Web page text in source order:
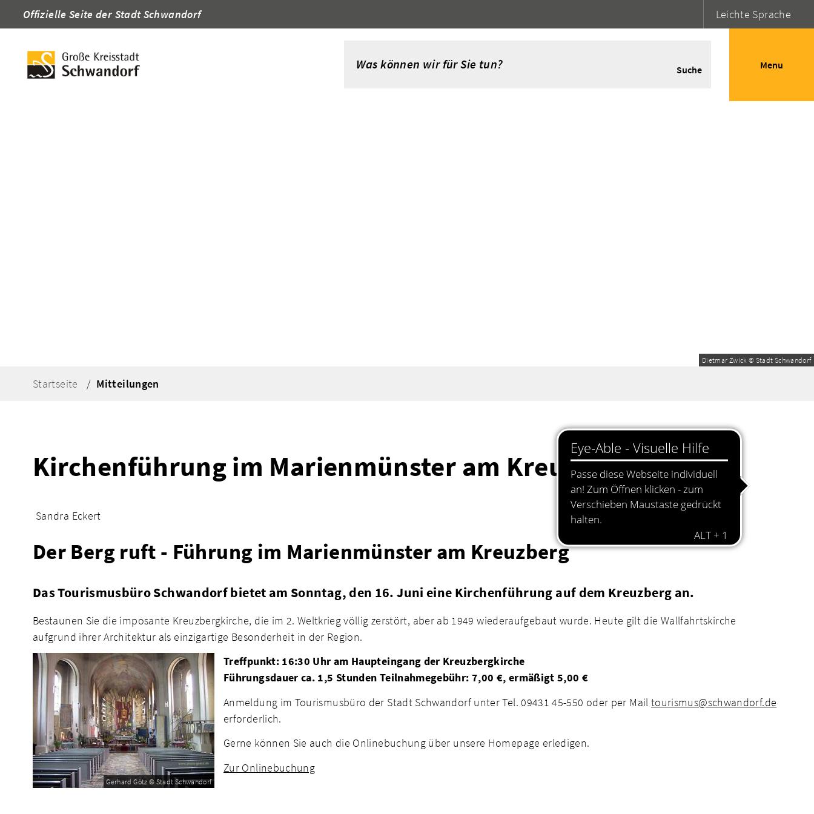
Offizielle Seite der Stadt Schwandorf Leichte Sprache
Suche Menu
Dietmar Zwick © Stadt Schwandorf
Startseite Mitteilungen
Kirchenführung im Marienmünster am Kreuzberg
Sandra Eckert
Der Berg ruft - Führung im Marienmünster am Kreuzberg
Das Tourismusbüro Schwandorf bietet am Sonntag, den 16. Juni eine Kirchenführung auf dem Kreuzberg an.
Bestaunen Sie die imposante Kreuzbergkirche, die im 2. Weltkrieg völlig zerstört, aber ab 1949 wiederaufgebaut wurde. Heute gilt die Wallfahrtskirche
aufgrund ihrer Architektur als einzigartige Besonderheit in der Region.
Gerhard Götz © Stadt Schwandorf
Treffpunkt: 16:30 Uhr am Haupteingang der Kreuzbergkirche
Führungsdauer ca. 1,5 Stunden Teilnahmegebühr: 7,00 €, ermäßigt 5,00 €
Anmeldung im Tourismusbüro der Stadt Schwandorf unter Tel. 09431 45-550 oder per Mail tourismus@schwandorf.de
erforderlich.
Gerne können Sie auch die Onlinebuchung über unsere Homepage erledigen.
Zur Onlinebuchung